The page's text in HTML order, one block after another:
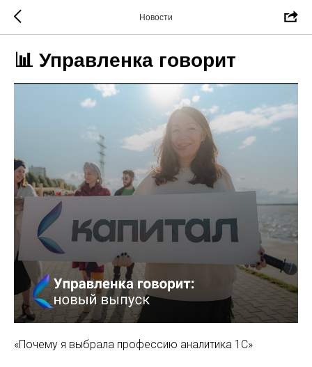
Новости
📊 Управленка говорит
«Почему я выбрала профессию аналитика 1С»